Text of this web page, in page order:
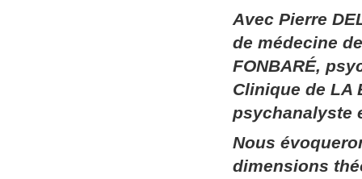
Avec Pierre
de médecine
FONBARÉ,
Clinique de LA
psychanalyste
Nous
dimensions